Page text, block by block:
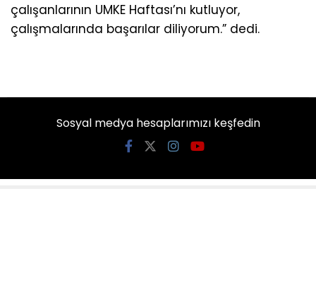
çalışanlarının UMKE Haftası’nı kutluyor,
çalışmalarında başarılar diliyorum.” dedi.
Sosyal medya hesaplarımızı keşfedin